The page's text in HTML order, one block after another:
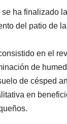
se ha finalizado
del patio de
en el
de
de césped
en